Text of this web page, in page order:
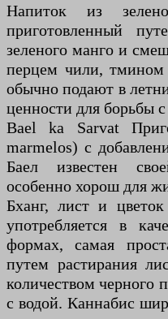
Напиток из
приготовленный
зеленого манго и
перцем чили, тмином
обычно подают в
ценности для борьбы
Bael ka Sarvat
marmelos) с
Баел известен
особенно хорош для
Бханг, лист и
употребляется в
формах, самая
путем растирания
количеством черного
с водой. Каннабис